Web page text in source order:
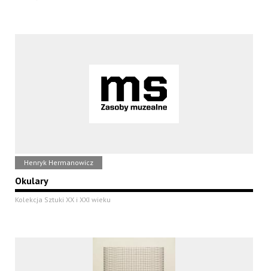
Henryk Hermanowicz
Okulary
Kolekcja Sztuki XX i XXI wieku